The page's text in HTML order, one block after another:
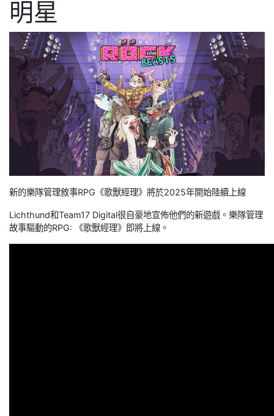
明星
新的樂隊管理敘事RPG《歌獸經理》將於2025年開始陸續上線
Lichthund和Team17 Digital很自豪地宣佈他們的新遊戲。樂隊管理
故事驅動的RPG: 《歌獸經理》即將上線。